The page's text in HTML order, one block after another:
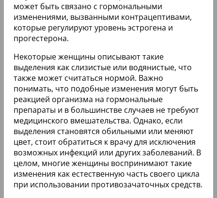
может быть связано с гормональными
изменениями, вызванными контрацептивами,
которые регулируют уровень эстрогена и
прогестерона.
Некоторые женщины описывают такие
выделения как слизистые или водянистые, что
также может считаться нормой. Важно
понимать, что подобные изменения могут быть
реакцией организма на гормональные
препараты и в большинстве случаев не требуют
медицинского вмешательства. Однако, если
выделения становятся обильными или меняют
цвет, стоит обратиться к врачу для исключения
возможных инфекций или других заболеваний. В
целом, многие женщины воспринимают такие
изменения как естественную часть своего цикла
при использовании противозачаточных средств.